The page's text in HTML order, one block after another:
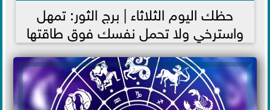
حظك اليوم الثلاثاء | برج الثور: تمهل
واسترخي ولا تحمل نفسك فوق طاقتها